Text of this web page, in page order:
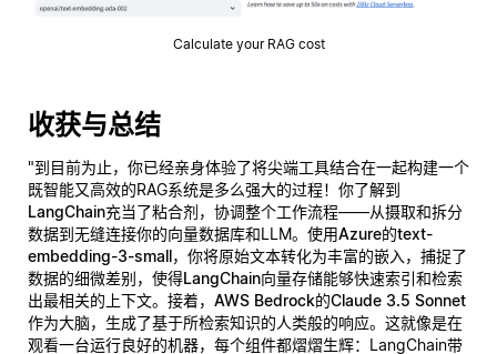
Calculate your RAG cost
收获与总结
"到目前为止，你已经亲身体验了将尖端工具结合在一起构建一个
既智能又高效的RAG系统是多么强大的过程！你了解到
LangChain充当了粘合剂，协调整个工作流程——从摄取和拆分
数据到无缝连接你的向量数据库和LLM。使用Azure的text-
embedding-3-small，你将原始文本转化为丰富的嵌入，捕捉了
数据的细微差别，使得LangChain向量存储能够快速索引和检索
出最相关的上下文。接着， AWS Bedrock的Claude 3.5 Sonnet
作为大脑，生成了基于所检索知识的人类般的响应。这就像是在
观看一台运行良好的机器，每个组件都熠熠生辉：LangChain带